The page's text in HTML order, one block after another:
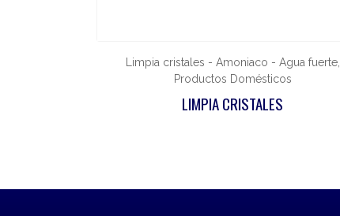
Limpia cristales - Amoniaco - Agua fuerte,
Productos Domésticos
LIMPIA CRISTALES